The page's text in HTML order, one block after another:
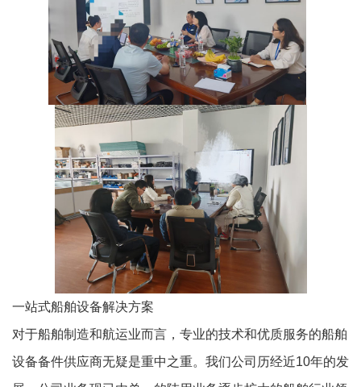
一站式船舶设备解决方案
对于船舶制造和航运业而言，专业的技术和优质服务的船舶
设备备件供应商无疑是重中之重。我们公司历经近10年的发